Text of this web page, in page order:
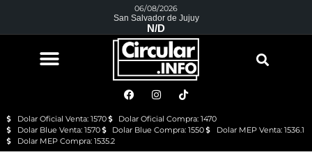
06/08/2026
San Salvador de Jujuy
N/D
Dolar Oficial Venta: 1570
Dolar Oficial Compra: 1470
Dolar Blue Venta: 1570
Dolar Blue Compra: 1550
Dolar MEP Venta: 1536.1
Dolar MEP Compra: 1535.2